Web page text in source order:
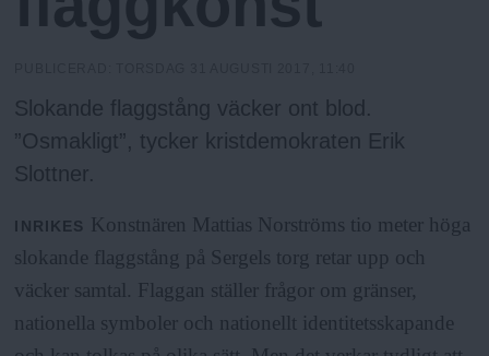
o
l
m
s
F
Slokande flaggstång väcker ont blod.
”Osmakligt”, tycker kristdemokraten Erik
Slottner.
INRIKES
Konstnären Mattias Norströms tio meter höga
slokande flaggstång på Sergels torg retar upp och
väcker samtal. Flaggan ställer frågor om gränser,
nationella symboler och nationellt identitetsskapande